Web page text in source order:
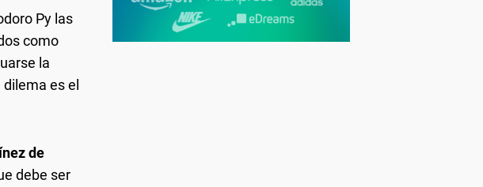
Py las
como
la
es el
de
debe ser